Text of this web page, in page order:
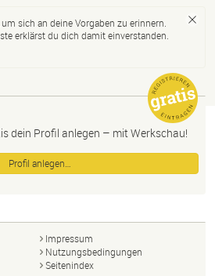
sich an deine Vorgaben zu erinnern.
erklärst du dich damit einverstanden.
dein Profil anlegen – mit Werkschau!
Profil anlegen…
Impressum
Nutzungsbedingungen
Seitenindex